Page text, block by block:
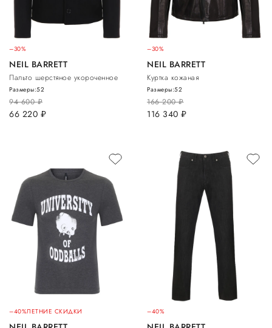
–30%
NEIL BARRETT
Пальто шерстяное укороченное
94 600руб.
66 220 руб.
Размеры:52
–30%
NEIL BARRETT
Куртка кожаная
166 200руб.
116 340 руб.
Размеры:52
–40%ЛЕТНИЕ СКИДКИ –40%